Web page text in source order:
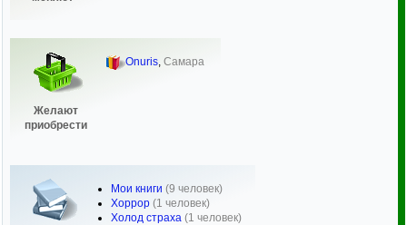
Желают
приобрести
Onuris, Самара
Мои книги (9 человек)
Хоррор (1 человек)
Холод страха (1 человек)